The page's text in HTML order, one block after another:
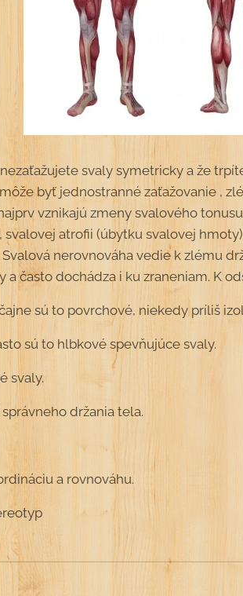
svaly symetricky a že
byť jednostranné zaťažovanie ,
vznikajú zmeny svalového
svalovej atrofii (úbytku svalovej
nerovnováha vedie k zlému
a často dochádza i ku zraneniam. K
sú to povrchové, niekedy príliš
sú to hlbkové spevňujúce svaly.
svaly.
držania tela.
a rovnováhu.